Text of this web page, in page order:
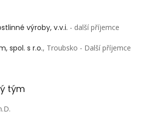
výroby, v.v.i. - další příjemce
spol. s r.o., Troubsko - Další příjemce
tým